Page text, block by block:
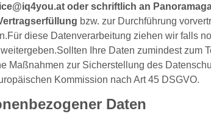
oder schriftlich an
bzw. zur Durchführung
diese Datenverarbeitung ziehen wir falls
weitergeben.Sollten Ihre Daten zumindest zum
Maßnahmen zur Sicherstellung des
Kommission nach Art 45 DSGVO.
Daten